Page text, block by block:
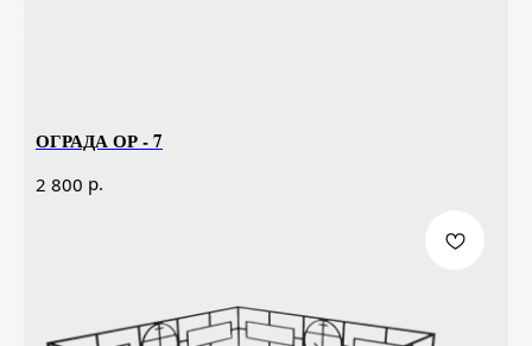
ОГРАДА ОР - 7
2 800 р.